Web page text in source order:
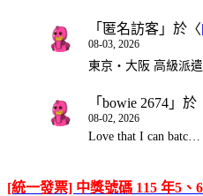
「 匿名訪客 」於〈
08-03, 2026
東京・大阪 高級派
「 bowie 2674 」於
08-02, 2026
Love that I can batc…
[統一發票] 中獎號碼 115 年5、6